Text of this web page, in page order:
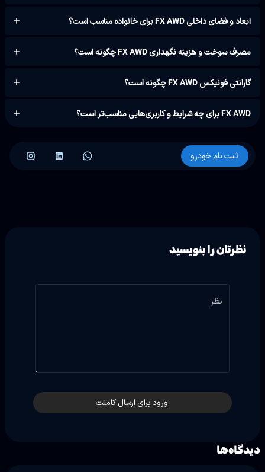
ابعاد و فضای داخلی FX AWD برای خانواده مناسب است؟
مصرف سوخت و هزینه نگهداری FX AWD چگونه است؟
گارانتی فونیکس FX AWD چگونه است؟
FX AWD برای چه شرایط و کاربری‌هایی مناسب‌تر است؟
ثبت نام خودرو
نظرتان را بنویسید
نظر
ورود برای ارسال کامنت
دیدگاه‌ها